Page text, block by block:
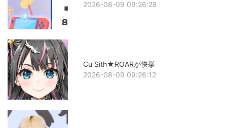
2026-08-09 09:26:28
Cu Sith★ROARが快挙
2026-08-09 09:26:12